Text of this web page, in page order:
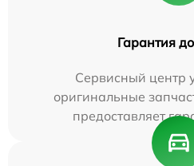
Гарантия
Сервисный центр
оригинальные
предоставляет